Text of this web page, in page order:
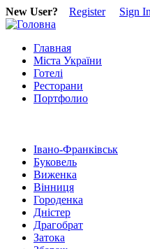
New User? Register Sign In
Главная
Міста України
Готелі
Ресторани
Портфолио
Івано-Франківськ
Буковель
Виженка
Вінниця
Городенка
Дністер
Драгобрат
Затока